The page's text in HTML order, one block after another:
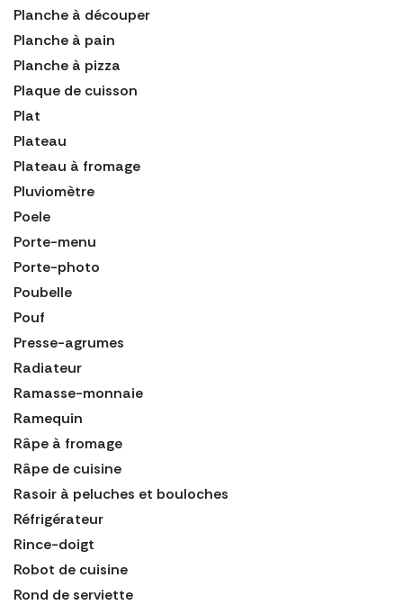
Planche à découper
Planche à pain
Planche à pizza
Plaque de cuisson
Plat
Plateau
Plateau à fromage
Pluviomètre
Poele
Porte-menu
Porte-photo
Poubelle
Pouf
Presse-agrumes
Radiateur
Ramasse-monnaie
Ramequin
Râpe à fromage
Râpe de cuisine
Rasoir à peluches et bouloches
Réfrigérateur
Rince-doigt
Robot de cuisine
Rond de serviette